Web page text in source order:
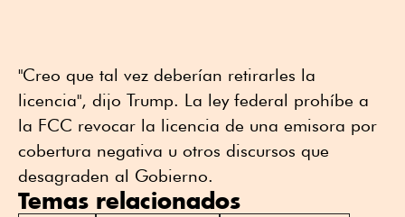
"Creo que tal vez deberían retirarles la
licencia", dijo Trump. La ley federal prohíbe a
la FCC revocar la licencia de una emisora por
cobertura negativa u otros discursos que
desagraden al Gobierno.
Temas relacionados